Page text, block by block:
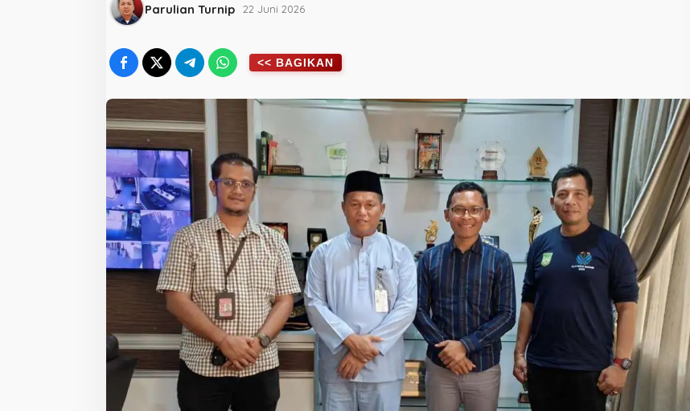
Parulian Turnip 22 Juni 2026